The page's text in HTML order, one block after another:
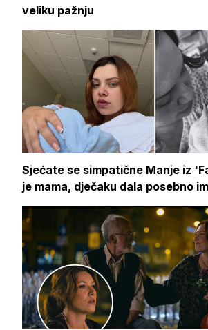
veliku pažnju
Sjećate se simpatične Manje iz
je mama, dječaku dala posebno